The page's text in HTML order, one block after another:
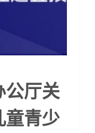
公厅关
童青少